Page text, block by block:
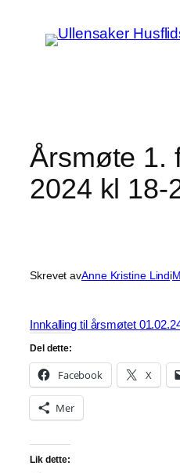
Årsmøte 1.
2024 kl 18-
Skrevet avAnne Kristine Lindi
Innkalling til årsmøtet
Del dette:
Facebook X
Mer
Lik dette: